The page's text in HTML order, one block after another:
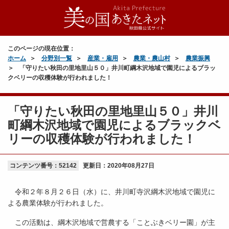
このページの現在位置：
ホーム
分野別一覧 産業・雇用 農業・農山村
農業振興
「守りたい秋田の里地里山５０」井川町綱木沢地域で園児によるブラッ
クベリーの収穫体験が行われました！
「守りたい秋田の里地里山５０」井川
町綱木沢地域で園児によるブラックベ
リーの収穫体験が行われました！
コンテンツ番号：52142 更新日： 2020年08月27日
令和２年８月２６日（水）に、井川町寺沢綱木沢地域で園児に
よる農業体験が行われました。
この活動は、綱木沢地域で営農する「ことぶきベリー園」が主